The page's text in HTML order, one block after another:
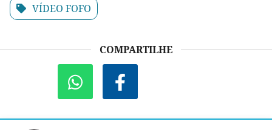
VÍDEO FOFO
COMPARTILHE